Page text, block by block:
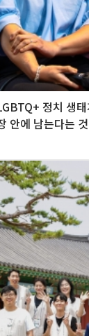
정치 생
안에 남는다는 것